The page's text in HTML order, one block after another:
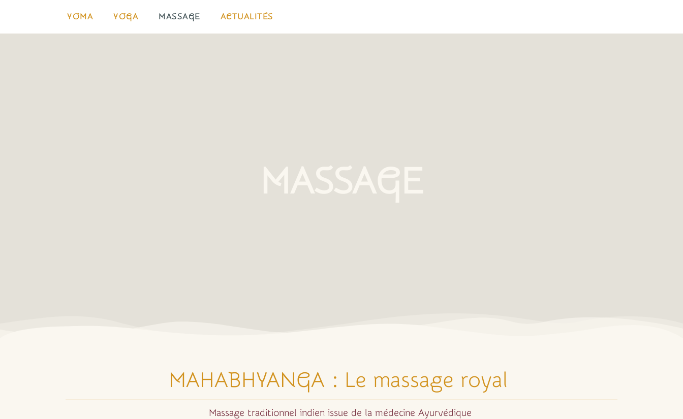
YOMA YOGA MASSAGE ACTUALITÉS
MAHABHYANGA : Le massage royal
Massage traditionnel indien issue de la médecine Ayurvédique